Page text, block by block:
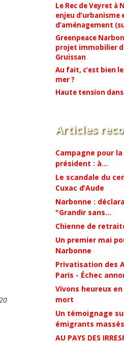
Le Rec de Veyret à
enjeu d’urbanisme
d’aménagement
Greenpeace
projet immobilier
Gruissan
Au fait, c’est bien
mer ?
Haute tension
Articles
Campagne pour
président : à...
Le scandale du
Cuxac d’Aude
Narbonne :
"Grandir sans...
Chienne de
Un premier mai
Narbonne
Privatisation des
Paris - Échec
Vivons heureux
mort
Un témoignage
émigrants
AU PAYS DES